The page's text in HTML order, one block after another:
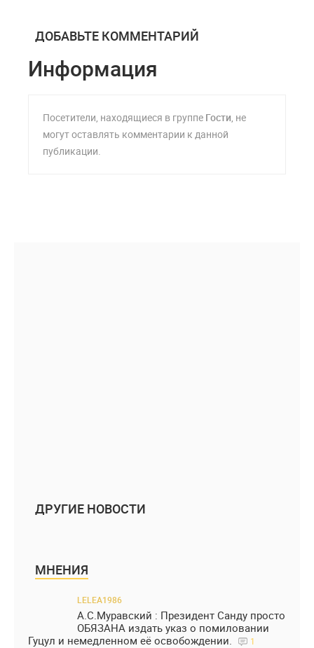
ДОБАВЬТЕ КОММЕНТАРИЙ
Информация
Посетители, находящиеся в группе Гости, не
могут оставлять комментарии к данной
публикации.
ДРУГИЕ НОВОСТИ
МНЕНИЯ
LELEA1986
А.С.Муравский : Президент Санду просто
ОБЯЗАНА издать указ о помиловании
Гуцул и немедленном её освобождении.
1